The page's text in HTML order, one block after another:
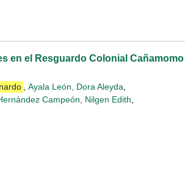
en el Resguardo Colonial Cañamomo
, Ayala León, Dora Aleyda,
Campeón, Nilgen Edith,